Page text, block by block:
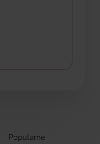
Popularne